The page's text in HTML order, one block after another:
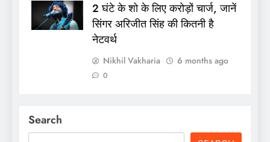
2 घंटे के शो के लिए करोड़ों चार्ज, जानें
सिंगर अरिजीत सिंह की कितनी है
नेटवर्थ
Nikhil Vakharia 6 months ago
0
Search